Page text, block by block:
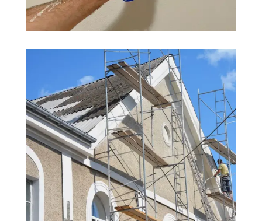
PEINTURE